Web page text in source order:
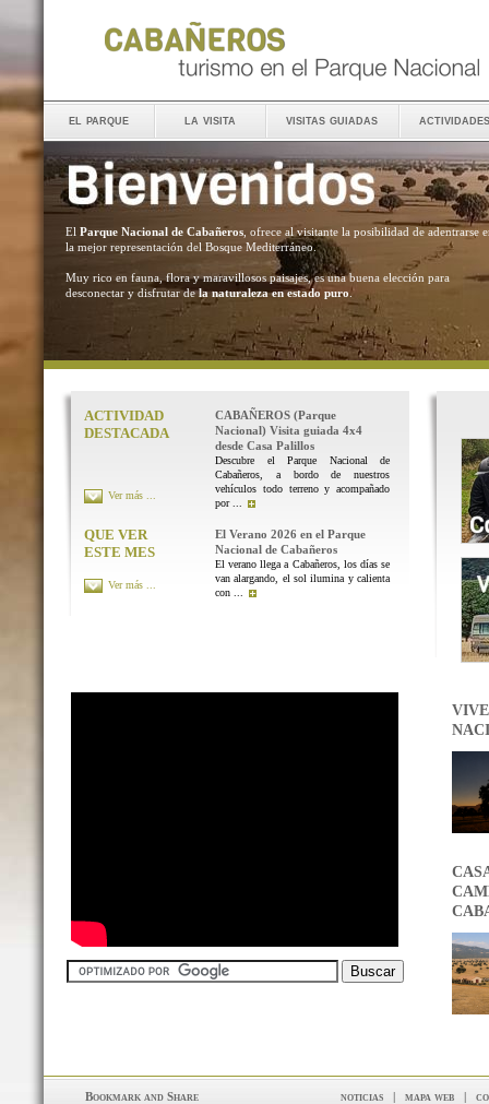
el parque la visita visitas guiadas actividades
El Parque Nacional de Cabañeros , ofrece al visitante la posibilidad de adentrarse
la mejor representación del Bosque Mediterráneo.
Muy rico en fauna, flora y maravillosos paisajes, es una buena elección para
desconectar y disfrutar dela naturaleza en estado puro .
ACTIVIDAD
DESTACADA
CABAÑEROS (Parque
Nacional) Visita guiada 4x4
desde Casa Palillos
Descubre el Parque Nacional de
Cabañeros, a bordo de nuestros
vehículos todo terreno y acompañado
por ...
Ver más ...
QUE VER
ESTE MES
El Verano 2026 en el Parque
Nacional de Cabañeros
El verano llega a Cabañeros, los días se
van alargando, el sol ilumina y calienta
con ...
Ver más ...
noticias | mapa web |